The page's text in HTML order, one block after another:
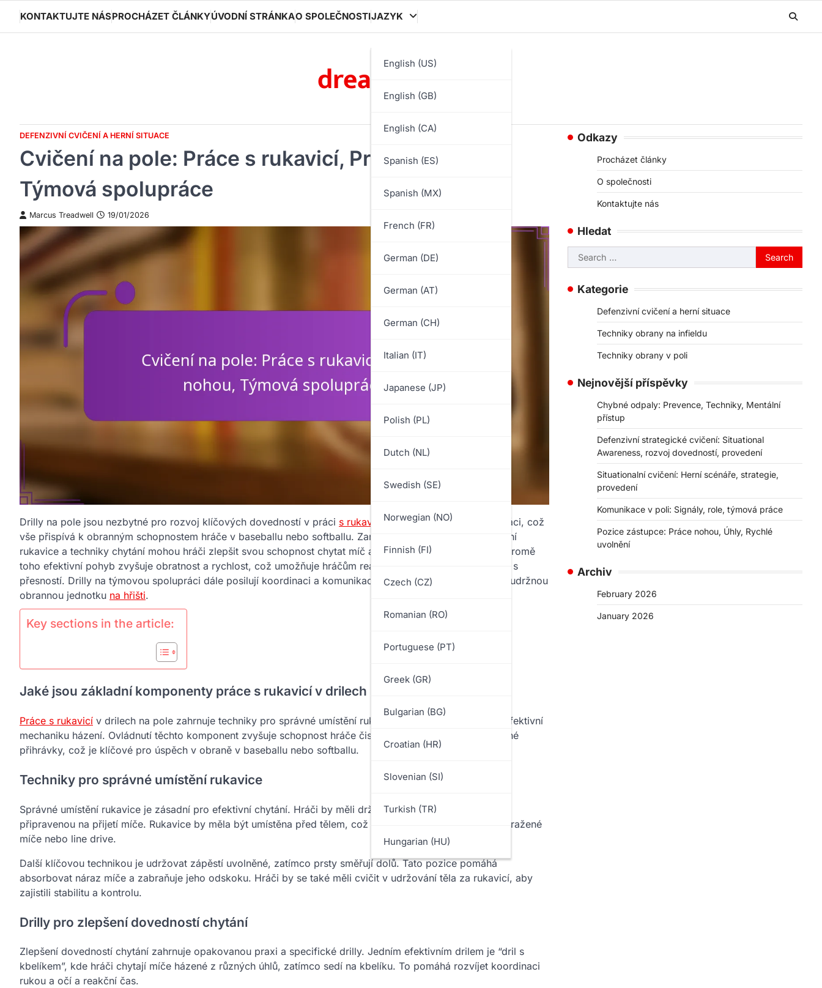
content
KONTAKTUJTE NÁSPROCHÁZET ČLÁNKYÚVODNÍ STRÁNKAO SPOLEČNOSTIJAZYK
English (US)
English (GB)
English (CA)
Spanish (ES)
Spanish (MX)
French (FR)
German (DE)
German (AT)
German (CH)
Italian (IT)
Japanese (JP)
Polish (PL)
Dutch (NL)
Swedish (SE)
Norwegian (NO)
Finnish (FI)
Czech (CZ)
Romanian (RO)
Portuguese (PT)
Greek (GR)
Bulgarian (BG)
Croatian (HR)
Slovenian (SI)
Turkish (TR)
Hungarian (HU)
dreamfitness.cz
DEFENZIVNÍ CVIČENÍ A HERNÍ SITUACE
Cvičení na pole: Práce s rukavicí, Práce nohou,
Týmová spolupráce
Marcus Treadwell 19/01/2026
Drilly na pole jsou nezbytné pro rozvoj klíčových dovedností v práci s rukavicí , pohybu a týmové spolupráci, což
vše přispívá k obranným schopnostem hráče v baseballu nebo softballu. Zaměřením se na správné umístění
rukavice a techniky chytání mohou hráči zlepšit svou schopnost chytat míč a provádět přesné přihrávky. Kromě
toho efektivní pohyb zvyšuje obratnost a rychlost, což umožňuje hráčům reagovat rychle a provádět akce s
přesností. Drilly na týmovou spolupráci dále posilují koordinaci a komunikaci mezi hráči, čímž vytvářejí soudržnou
obrannou jednotku na hřišti.
Key sections in the article:
Jaké jsou základní komponenty práce s rukavicí v drilech na pole?
Práce s rukavicí v drilech na pole zahrnuje techniky pro správné umístění rukavice, dovednosti chytání a efektivní
mechaniku házení. Ovládnutí těchto komponent zvyšuje schopnost hráče čistě chytat míč a provádět přesné
přihrávky, což je klíčové pro úspěch v obraně v baseballu nebo softballu.
Techniky pro správné umístění rukavice
Správné umístění rukavice je zásadní pro efektivní chytání. Hráči by měli držet rukavici nízko a otevřenou,
připravenou na přijetí míče. Rukavice by měla být umístěna před tělem, což umožňuje rychlé reakce na odražené
míče nebo line drive.
Další klíčovou technikou je udržovat zápěstí uvolněné, zatímco prsty směřují dolů. Tato pozice pomáhá
absorbovat náraz míče a zabraňuje jeho odskoku. Hráči by se také měli cvičit v udržování těla za rukavicí, aby
zajistili stabilitu a kontrolu.
Drilly pro zlepšení dovedností chytání
Zlepšení dovedností chytání zahrnuje opakovanou praxi a specifické drilly. Jedním efektivním drilem je “dril s
kbelíkem”, kde hráči chytají míče házené z různých úhlů, zatímco sedí na kbelíku. To pomáhá rozvíjet koordinaci
rukou a očí a reakční čas.
Odkazy
Procházet články
O společnosti
Kontaktujte nás
Hledat
Search
for:
Kategorie
Defenzivní cvičení a herní situace
Techniky obrany na infieldu
Techniky obrany v poli
Nejnovější příspěvky
Chybné odpaly: Prevence, Techniky, Mentální
přístup
Defenzivní strategické cvičení: Situational
Awareness, rozvoj dovedností, provedení
Situationalní cvičení: Herní scénáře, strategie,
provedení
Komunikace v poli: Signály, role, týmová práce
Pozice zástupce: Práce nohou, Úhly, Rychlé
uvolnění
Archiv
February 2026
January 2026